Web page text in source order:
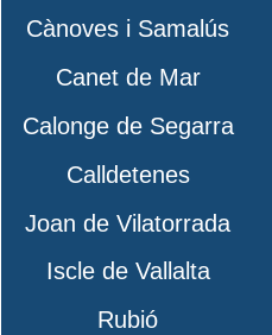
Cànoves i Samalús
Canet de Mar
Calonge de Segarra
Calldetenes
Joan de Vilatorrada
Iscle de Vallalta
Rubió